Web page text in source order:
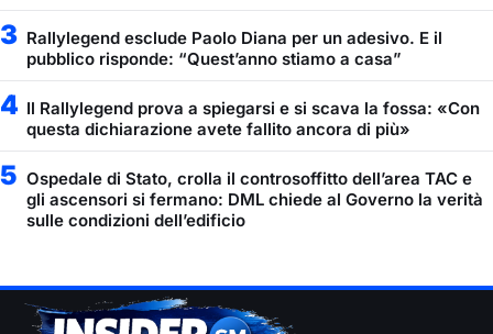
3 Rallylegend esclude Paolo Diana per un adesivo. E il
pubblico risponde: “Quest’anno stiamo a casa”
4 Il Rallylegend prova a spiegarsi e si scava la fossa: «Con
questa dichiarazione avete fallito ancora di più»
5 Ospedale di Stato, crolla il controsoffitto dell’area TAC e
gli ascensori si fermano: DML chiede al Governo la verità
sulle condizioni dell’edificio